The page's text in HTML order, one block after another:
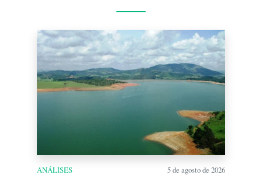
ANÁLISES 5 de agosto de 2026